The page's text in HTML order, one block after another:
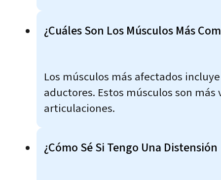
¿Cuáles Son Los Músculos Más
Los músculos más afectados
aductores. Estos músculos son
articulaciones.
¿Cómo Sé Si Tengo Una